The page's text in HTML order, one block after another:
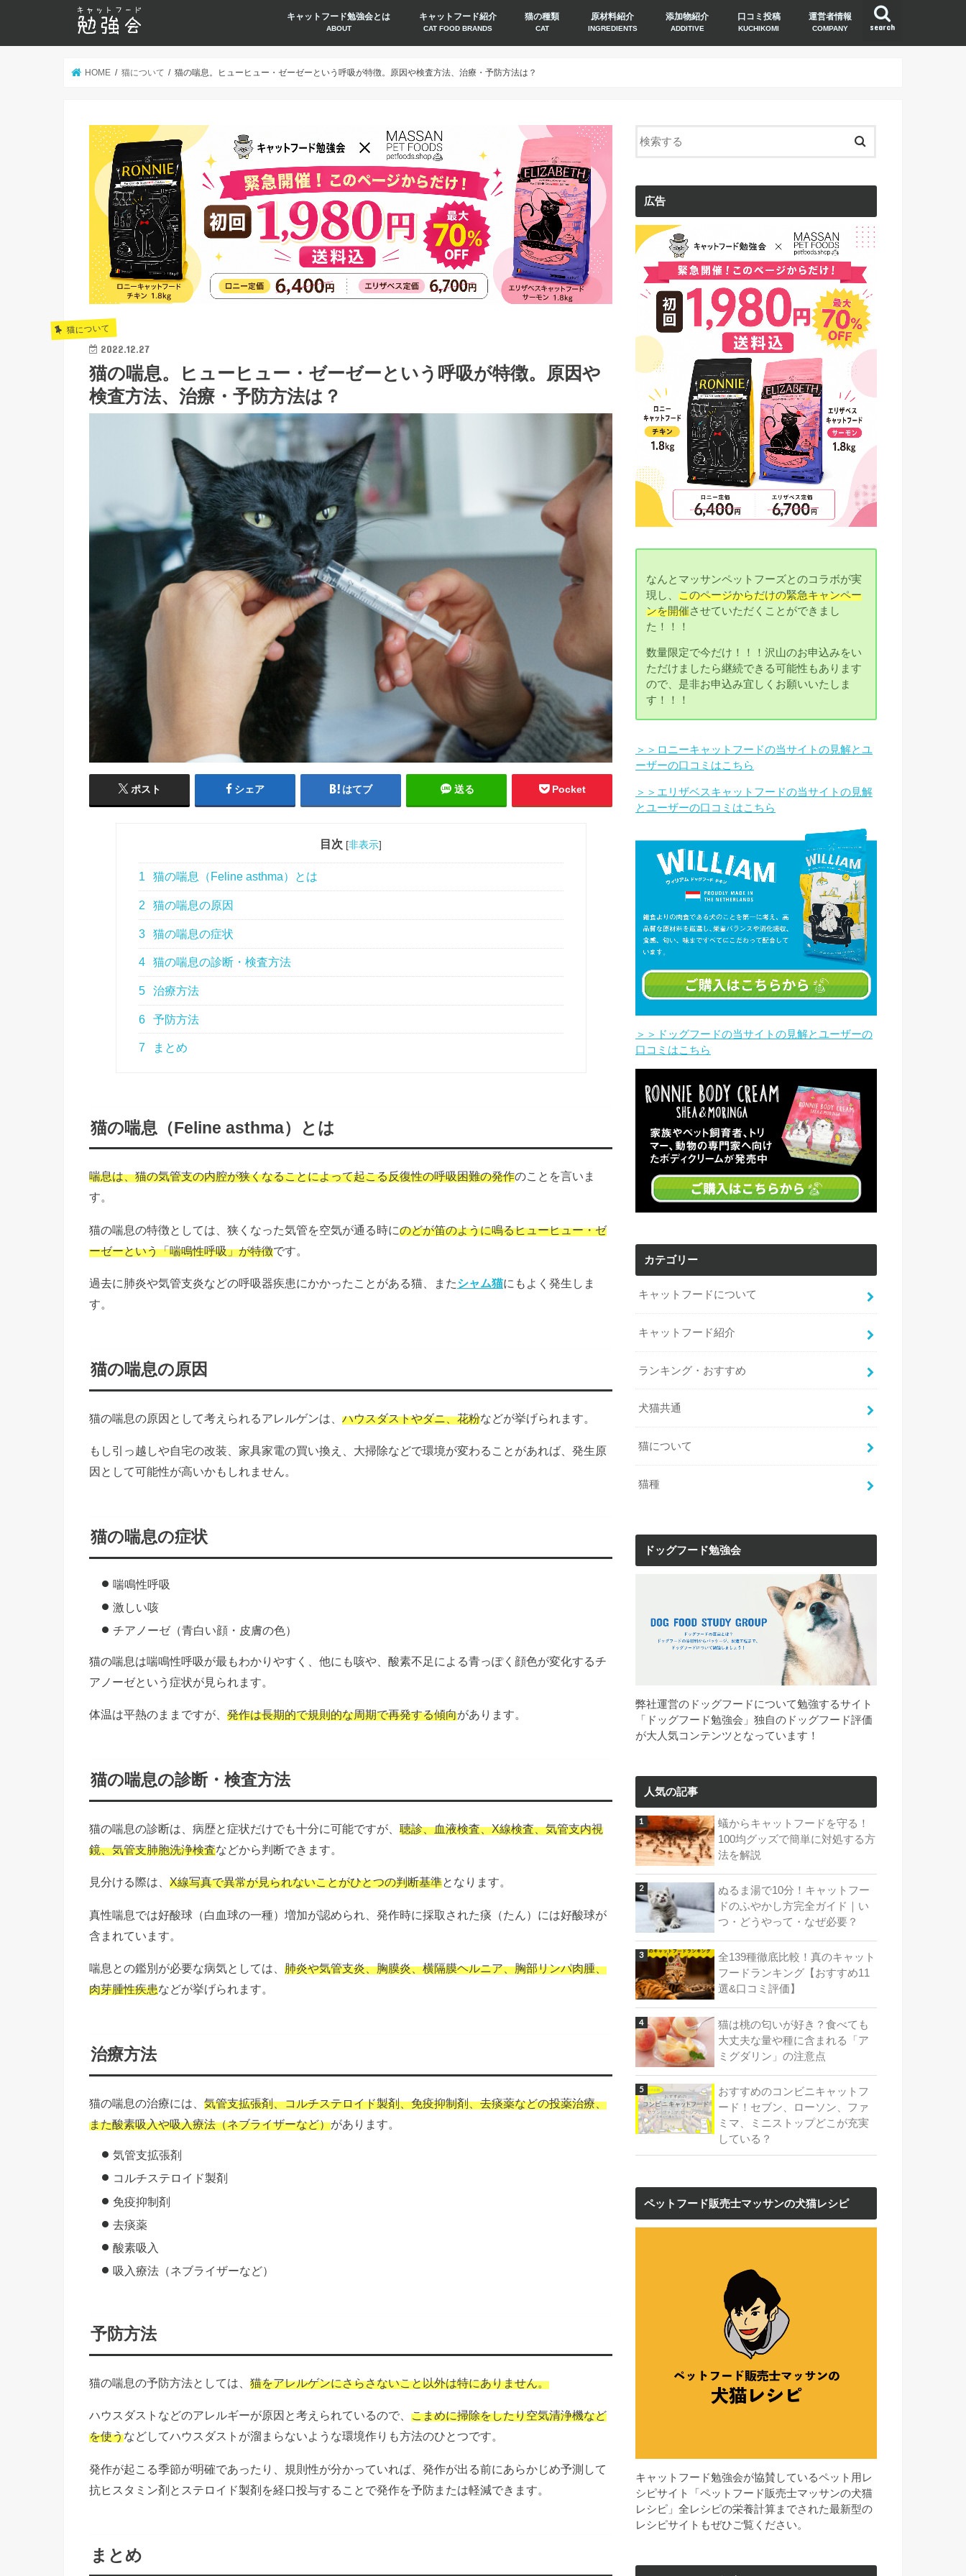
search
キャットフード勉強会とは
ABOUT
キャットフード紹介
CAT FOOD BRANDS
猫の種類
CAT
原材料紹介
INGREDIENTS
添加物紹介
ADDITIVE
口コミ投稿
KUCHIKOMI
運営者情報
COMPANY
HOME 猫について 猫の喘息。ヒューヒュー・ゼーゼーという呼吸が特徴。原因や検査方法、治療・予防方法は？
猫について
2022.12.27
猫の喘息。ヒューヒュー・ゼーゼーという呼吸が特徴。原因や
検査方法、治療・予防方法は？
ポスト シェア はてブ 送る Pocket
目次 [非表示]
1 猫の喘息（Feline asthma）とは
2 猫の喘息の原因
3 猫の喘息の症状
4 猫の喘息の診断・検査方法
5 治療方法
6 予防方法
7 まとめ
猫の喘息（Feline asthma）とは
喘息は、猫の気管支の内腔が狭くなることによって起こる反復性の呼吸困難の発作のことを言いま
す。
猫の喘息の特徴としては、狭くなった気管を空気が通る時にのどが笛のように鳴るヒューヒュー・ゼ
ーゼーという「喘鳴性呼吸」が特徴です。
過去に肺炎や気管支炎などの呼吸器疾患にかかったことがある猫、またシャム猫にもよく発生しま
す。
猫の喘息の原因
猫の喘息の原因として考えられるアレルゲンは、 ハウスダストやダニ、花粉などが挙げられます。
もし引っ越しや自宅の改装、家具家電の買い換え、大掃除などで環境が変わることがあれば、発生原
因として可能性が高いかもしれません。
猫の喘息の症状
喘鳴性呼吸
激しい咳
チアノーゼ（青白い顔・皮膚の色）
猫の喘息は喘鳴性呼吸が最もわかりやすく、他にも咳や、酸素不足による青っぽく顔色が変化するチ
アノーゼという症状が見られます。
体温は平熱のままですが、 発作は長期的で規則的な周期で再発する傾向があります。
猫の喘息の診断・検査方法
猫の喘息の診断は、病歴と症状だけでも十分に可能ですが、 聴診、血液検査、X線検査、気管支内視
鏡、気管支肺胞洗浄検査などから判断できます。
見分ける際は、 X線写真で異常が見られないことがひとつの判断基準となります。
真性喘息では好酸球（白血球の一種）増加が認められ、発作時に採取された痰（たん）には好酸球が
含まれています。
喘息との鑑別が必要な病気としては、 肺炎や気管支炎、胸膜炎、横隔膜ヘルニア、胸部リンパ肉腫、
肉芽腫性疾患などが挙げられます。
治療方法
猫の喘息の治療には、 気管支拡張剤、コルチステロイド製剤、免疫抑制剤、去痰薬などの投薬治療、
また酸素吸入や吸入療法（ネブライザーなど）があります。
気管支拡張剤
コルチステロイド製剤
免疫抑制剤
去痰薬
酸素吸入
吸入療法（ネブライザーなど）
予防方法
猫の喘息の予防方法としては、 猫をアレルゲンにさらさないこと以外は特にありません。
ハウスダストなどのアレルギーが原因と考えられているので、 こまめに掃除をしたり空気清浄機など
を使うなどしてハウスダストが溜まらないような環境作りも方法のひとつです。
発作が起こる季節が明確であったり、規則性が分かっていれば、発作が出る前にあらかじめ予測して
抗ヒスタミン剤とステロイド製剤を経口投与することで発作を予防または軽減できます。
まとめ
広告
なんとマッサンペットフーズとのコラボが実
現し、このページからだけの緊急キャンペー
ンを開催させていただくことができまし
た！！！
数量限定で今だけ！！！沢山のお申込みをい
ただけましたら継続できる可能性もあります
ので、是非お申込み宜しくお願いいたしま
す！！！
＞＞ロニーキャットフードの当サイトの見解とユ
ーザーの口コミはこちら
＞＞エリザベスキャットフードの当サイトの見解
とユーザーの口コミはこちら
＞＞ドッグフードの当サイトの見解とユーザーの
口コミはこちら
カテゴリー
キャットフードについて
キャットフード紹介
ランキング・おすすめ
犬猫共通
猫について
猫種
ドッグフード勉強会
弊社運営のドッグフードについて勉強するサイト
「ドッグフード勉強会」独自のドッグフード評価
が大人気コンテンツとなっています！
人気の記事
蟻からキャットフードを守る！
100均グッズで簡単に対処する方
法を解説
ぬるま湯で10分！キャットフー
ドのふやかし方完全ガイド｜い
つ・どうやって・なぜ必要？
全139種徹底比較！真のキャット
フードランキング【おすすめ11
選&口コミ評価】
猫は桃の匂いが好き？食べても
大丈夫な量や種に含まれる「ア
ミグダリン」の注意点
おすすめのコンビニキャットフ
ード！セブン、ローソン、ファ
ミマ、ミニストップどこが充実
している？
ペットフード販売士マッサンの犬猫レシピ
キャットフード勉強会が協賛しているペット用レ
シピサイト「ペットフード販売士マッサンの犬猫
レシピ」全レシピの栄養計算までされた最新型の
レシピサイトもぜひご覧ください。